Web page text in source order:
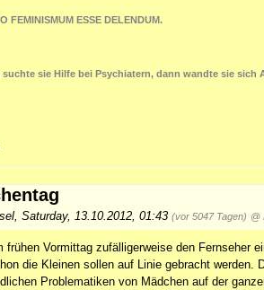
FEMINISMUM ESSE DELENDUM.
suchte sie Hilfe bei Psychiatern, dann wandte sie sich
, Saturday, 13.10.2012, 01:43 (vor 5047 Tagen) @
frühen Vormittag zufälligerweise den Fernseher
die Kleinen sollen auf Linie gebracht
Problematiken von Mädchen auf der